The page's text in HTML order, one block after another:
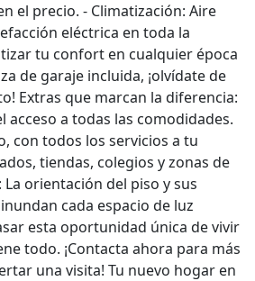
el precio. - Climatización: Aire
eléctrica en toda la
tu confort en cualquier época
de garaje incluida, ¡olvídate de
Extras que marcan la diferencia:
acceso a todas las comodidades.
con todos los servicios a tu
tiendas, colegios y zonas de
orientación del piso y sus
cada espacio de luz
esta oportunidad única de vivir
todo. ¡Contacta ahora para más
una visita! Tu nuevo hogar en